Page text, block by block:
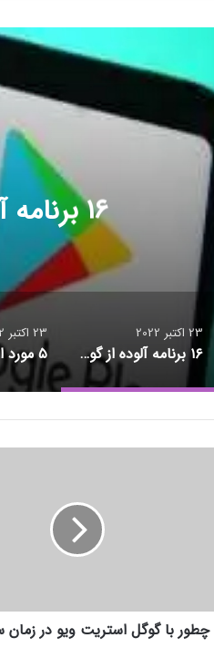
۱۶ برنامه آلوده از گوگل پلی پاک شدند
23 اکتبر 2022
۱۶ برنامه آلوده از گوگل پلی پاک شدند
23 اکتبر 2022
چطور با گوگل استریت ویو در زمان